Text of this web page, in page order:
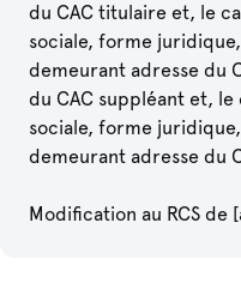
du CAC titulaire et, le
sociale, forme juridique,
demeurant adresse du
du CAC suppléant et,
sociale, forme juridique,
demeurant adresse du
Modification au RCS de